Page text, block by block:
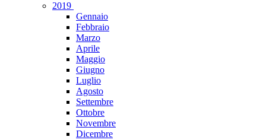
2019
Gennaio
Febbraio
Marzo
Aprile
Maggio
Giugno
Luglio
Agosto
Settembre
Ottobre
Novembre
Dicembre